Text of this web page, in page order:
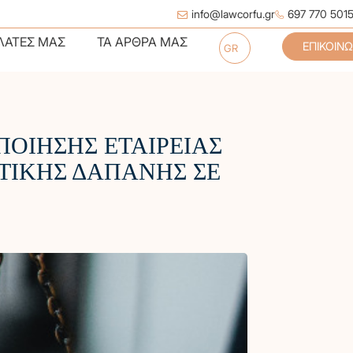
info@lawcorfu.gr 697 770 5015
ΜΑΣ ΤΑ ΆΡΘΡΑ ΜΑΣ GR
ΕΤΑΙΡΕΙΑΣ
ΔΑΠΑΝΗΣ ΣΕ